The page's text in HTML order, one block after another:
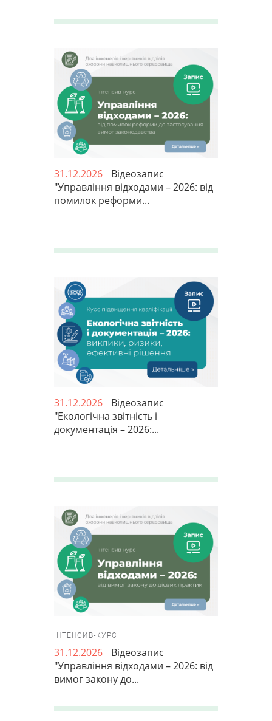
31.12.2026
Відеозапис
"Управління відходами – 2026: від
помилок реформи...
31.12.2026
Відеозапис
"Екологічна звітність і
документація – 2026:...
ІНТЕНСИВ-КУРС
31.12.2026
Відеозапис
"Управління відходами – 2026: від
вимог закону до...